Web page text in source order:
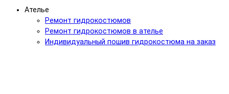
Ателье
Ремонт гидрокостюмов
Ремонт гидрокостюмов в ателье
Индивидуальный пошив гидрокостюма на заказ